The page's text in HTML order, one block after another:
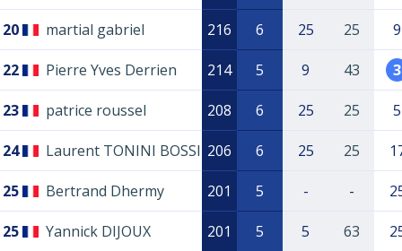
20 martial gabriel 216 6 25 25 9
22 Pierre Yves Derrien 214 5 9 43 3
23 patrice roussel 208 6 25 25 5
24 Laurent TONINI BOSSI 206 6 25 25
25 Bertrand Dhermy 201 5 - -
25 Yannick DIJOUX 201 5 5 63